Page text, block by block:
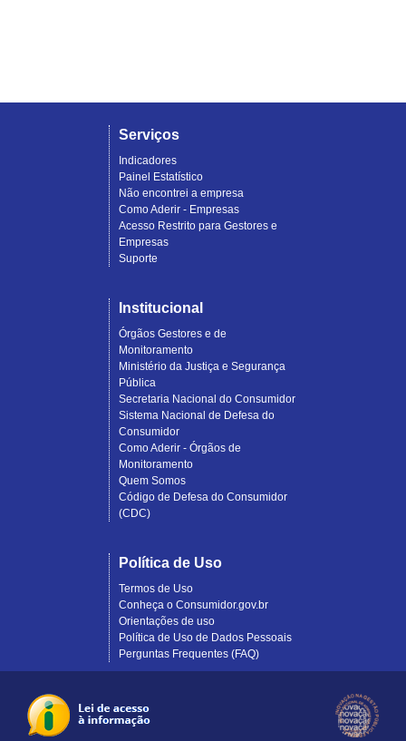
Serviços
Indicadores
Painel Estatístico
Não encontrei a empresa
Como Aderir - Empresas
Acesso Restrito para Gestores e
Empresas
Suporte
Institucional
Órgãos Gestores e de
Monitoramento
Ministério da Justiça e Segurança
Pública
Secretaria Nacional do Consumidor
Sistema Nacional de Defesa do
Consumidor
Como Aderir - Órgãos de
Monitoramento
Quem Somos
Código de Defesa do Consumidor
(CDC)
Política de Uso
Termos de Uso
Conheça o Consumidor.gov.br
Orientações de uso
Política de Uso de Dados Pessoais
Perguntas Frequentes (FAQ)